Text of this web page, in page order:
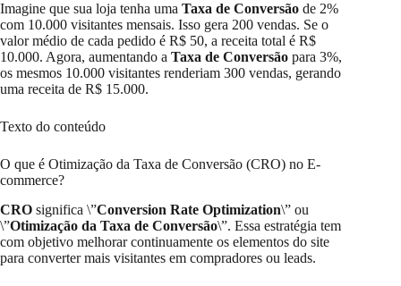
Imagine que sua loja tenha uma Taxa de Conversão de 2%
com 10.000 visitantes mensais. Isso gera 200 vendas. Se o
valor médio de cada pedido é R$ 50, a receita total é R$
10.000. Agora, aumentando a Taxa de Conversão para 3%,
os mesmos 10.000 visitantes renderiam 300 vendas, gerando
uma receita de R$ 15.000.
Texto do conteúdo
O que é Otimização da Taxa de Conversão (CRO) no E-
commerce?
CRO significa \”Conversion Rate Optimization\” ou
\”Otimização da Taxa de Conversão\”. Essa estratégia tem
com objetivo melhorar continuamente os elementos do site
para converter mais visitantes em compradores ou leads.